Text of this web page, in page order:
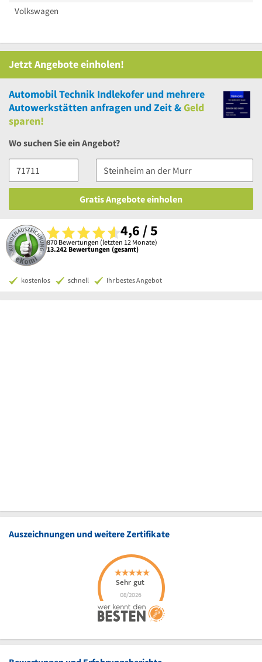
Volkswagen
Jetzt Angebote einholen!
Automobil Technik Indlekofer und mehrere
Autowerkstätten anfragen und Zeit &Geld
sparen!
Wo suchen Sie ein Angebot?
Gratis Angebote einholen
4,6 / 5
870 Bewertungen (letzten 12 Monate)
13.242 Bewertungen (gesamt)
kostenlos schnell Ihr bestes Angebot
Auszeichnungen und weitere Zertifikate